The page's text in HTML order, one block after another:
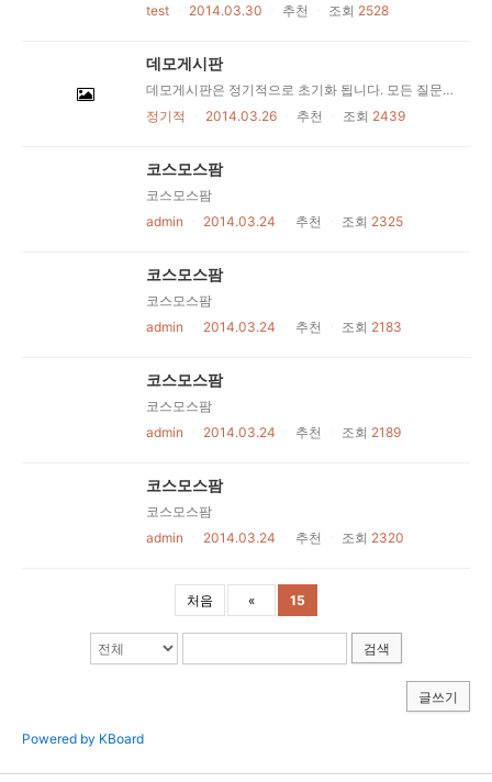
test
2014.03.30 추천 조회 2528
데모게시판
데모게시판은 정기적으로 초기화 됩니다. 모든 질문은 코스모스팜 스레드에 남겨주세요.데모게시판은 정기적으로 초기화 됩니다. 모든 질문은 코스모스팜 스레드에 남겨주세요.데모게시판은 정기적으로 초기화 됩니다. 모든 질문은 코스모스팜 스레드에 남겨주세요.데모게시판은 정기적으로 초기화 됩니다. 모든 질문은 코스모스팜 스레드에 남겨주세요.데모게시판은 정기적으로 초기화 됩니다. 모든 질문은 코스모스팜 스레드에 남겨주세요.데모게시판은 정기적으로 초기화 됩니다. 모든 질문은 코스모스팜 스레드에 남겨주세요.데모게시판은 정기적으로 초기화 됩니다. 모든 질문은 코스모스팜 스레드에 남겨주세요.
정기적
2014.03.26 추천 조회 2439
코스모스팜
코스모스팜
admin
2014.03.24 추천 조회 2325
코스모스팜
코스모스팜
admin
2014.03.24 추천 조회 2183
코스모스팜
코스모스팜
admin
2014.03.24 추천 조회 2189
코스모스팜
코스모스팜
admin
2014.03.24 추천 조회 2320
처음 « 15
검색
글쓰기
Powered by KBoard